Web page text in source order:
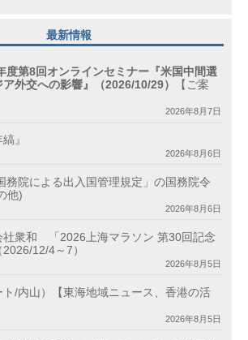
最新情報
度第8回オンラインセミナー『米国中間選
外交への影響』（2026/10/29）
【ご案
2026年8月7日
』
2026年8月6日
務院による出入国管理規定」の国務院令
他)
2026年8月6日
社衆和 「2026上海マラソン 第30回記念
12/4～7）
2026年8月5日
ト/内山）【東海地域ニュース、香港の活
2026年8月5日